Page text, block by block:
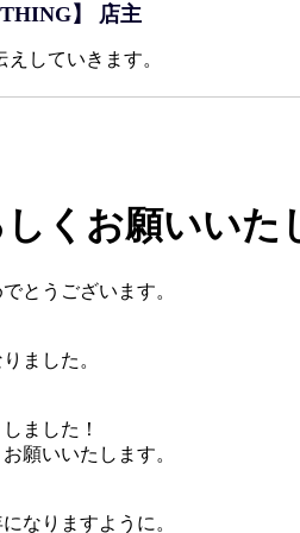
】 店主
していきます。
くお願いいた
とうございます。
ました。
ました！
願いいたします。
なりますように。